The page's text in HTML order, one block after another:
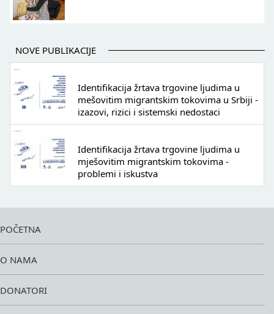
NOVE PUBLIKACIJE
Identifikacija žrtava trgovine ljudima u
mešovitim migrantskim tokovima u Srbiji -
izazovi, rizici i sistemski nedostaci
Identifikacija žrtava trgovine ljudima u
mješovitim migrantskim tokovima -
problemi i iskustva
POČETNA
O NAMA
DONATORI